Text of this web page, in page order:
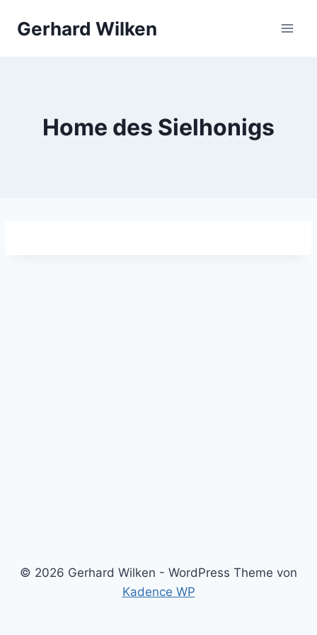
InhaltGerhard Wilken
Home des Sielhonigs
© 2026 Gerhard Wilken - WordPress Theme von
Kadence WP